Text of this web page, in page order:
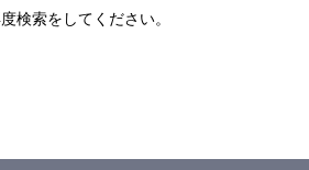
検索をしてください。